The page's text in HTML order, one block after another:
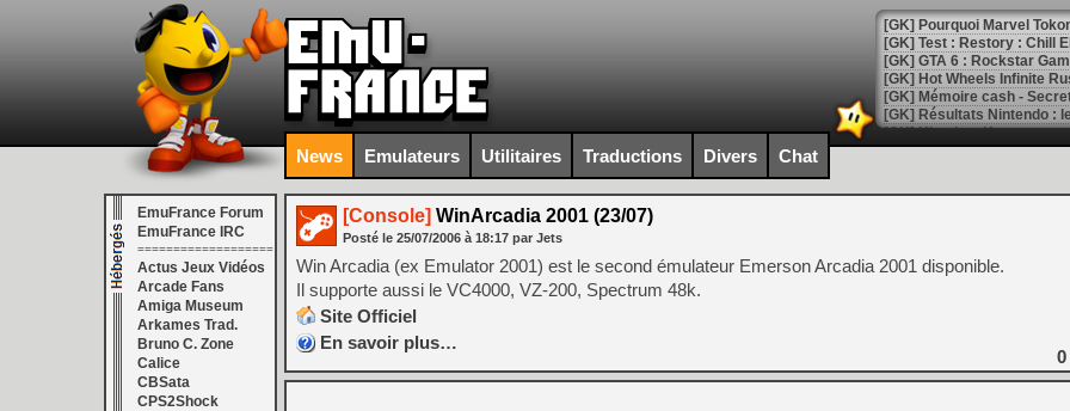
[GK] Pourquoi Marvel
[GK] Test : Restory : Chill
[GK] GTA 6 : Rockstar
[GK] Hot Wheels Infinite
[GK] Mémoire cash -
[GK] Résultats Nintendo :
[GK] Déjà des
[Mo5] Brickboy cherche à
[GK] Minecraft et ses «
[GK] Beast of
[GK] Ubisoft : fin de partie
[GK] Mémoire cash -
[GK] Dan Houser (GTA)
[GK] Comment EA Sports
[GK] Crimson Moon : un
[GK] Isle of Reveries : le
[GK] Moonlighter 2 : The
[GK] Capcom relance
News Emulateurs Utilitaires Traductions Divers Chat
EmuFrance Forum
EmuFrance IRC
===================
Actus Jeux Vidéos
Arcade Fans
Amiga Museum
Arkames Trad.
Bruno C. Zone
Calice
CBSata
CPS2Shock
[Console] WinArcadia 2001 (23/07)
Posté le 25/07/2006 à 18:17 par Jets
Win Arcadia (ex Emulator 2001) est le second émulateur Emerson Arcadia 2001 disponible.
Il supporte aussi le VC4000, VZ-200, Spectrum 48k.
Site Officiel
En savoir plus…
0